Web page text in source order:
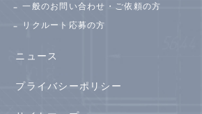
一般のお問い合わせ・ご依頼の方
リクルート応募の方
ニュース
プライバシーポリシー